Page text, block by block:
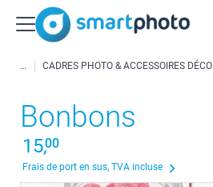
CADRES PHOTO & ACCESSOIRES DÉCO
Bonbons
15,00
Frais de port en sus, TVA incluse